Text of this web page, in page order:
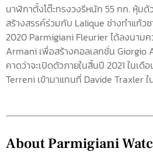
นาฬิกาตั้งโต๊ะทรงวงรีหนัก 55 กก. หุ้ม
สร้างสรรค์ร่วมกับ Lalique ช่างทำแก้ว
2020 Parmigiani Fleurier ได้ลงนาม
Armani เพื่อสร้างคอลเลกชั่น Giorgio
คาดว่าจะเปิดตัวภายในสิ้นปี 2021 ในเ
Terreni เข้ามาแทนที่ Davide Traxler
About Parmigiani